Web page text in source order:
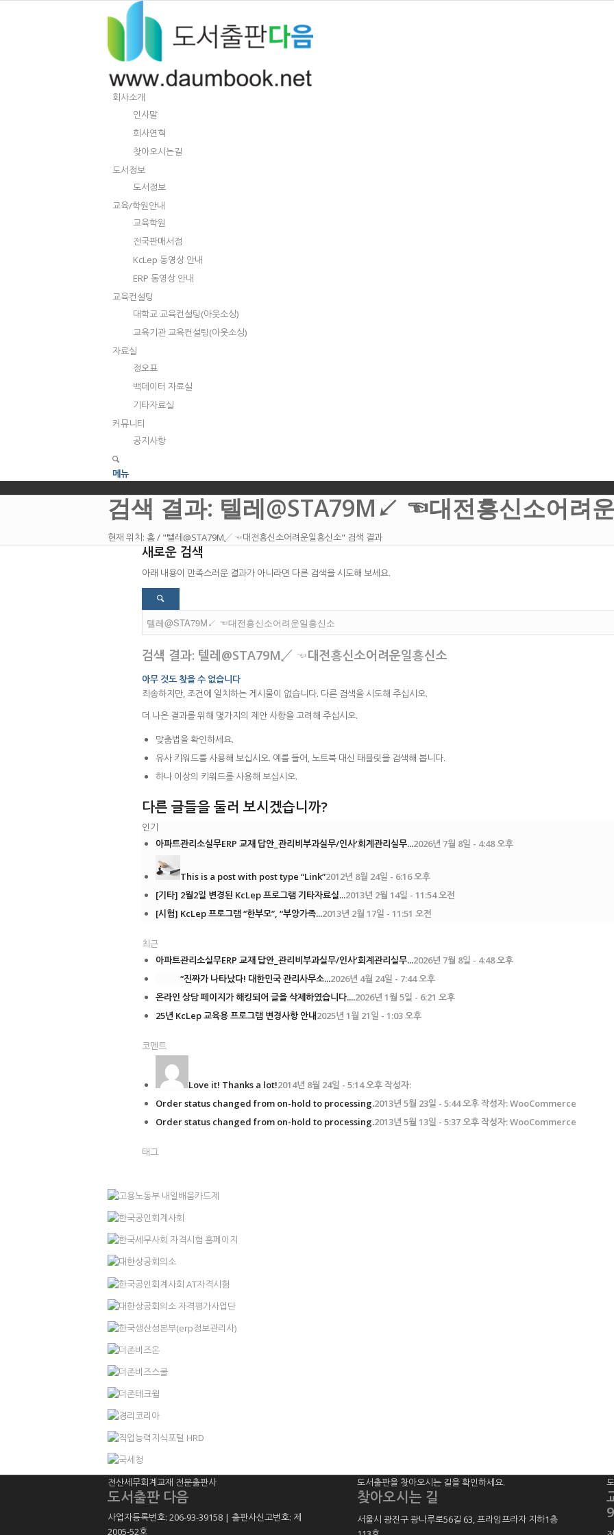
회사소개
인사말
회사연혁
찾아오시는길
도서정보
도서정보
교육/학원안내
교육학원
전국판매서점
KcLep 동영상 안내
ERP 동영상 안내
교육컨설팅
대학교 교육컨설팅(아웃소싱)
교육기관 교육컨설팅(아웃소싱)
자료실
정오표
백데이터 자료실
기타자료실
커뮤니티
공지사항
메뉴
검색 결과: 텔레@STA79M↙ ☜대전흥신소어려
현재 위치: 홈/ "텔레@STA79M↙ ☜대전흥신소어려운일흥신소" 검색 결과
새로운 검색
아래 내용이 만족스러운 결과가 아니라면 다른 검색을 시도해 보세요.
검색 결과: 텔레@STA79M↙ ☜대전흥신소어려운일흥신소
아무 것도 찾을 수 없습니다
죄송하지만, 조건에 일치하는 게시물이 없습니다. 다른 검색을 시도해 주십시오.
더 나은 결과를 위해 몇가지의 제안 사항을 고려해 주십시오.
맞춤법을 확인하세요.
유사 키워드를 사용해 보십시오. 예를 들어, 노트북 대신 태블릿을 검색해 봅니다.
하나 이상의 키워드를 사용해 보십시오.
다른 글들을 둘러 보시겠습니까?
인기
아파트관리소실무ERP 교재 답안_관리비부과실무/인사’회계관리실무...2026년 7월 8일 - 4:48 오후
This is a post with post type “Link”2012년 8월 24일 - 6:16 오후
[기타] 2월2일 변경된 KcLep 프로그램 기타자료실...2013년 2월 14일 - 11:54 오전
[시험] KcLep 프로그램 “한부모”, “부양가족...2013년 2월 17일 - 11:51 오전
최근
아파트관리소실무ERP 교재 답안_관리비부과실무/인사’회계관리실무...2026년 7월 8일 - 4:48 오후
“진짜가 나타났다! 대한민국 관리사무소...2026년 4월 24일 - 7:44 오후
온라인 상담 페이지가 해킹되어 글을 삭제하였습니다....2026년 1월 5일 - 6:21 오후
25년 KcLep 교육용 프로그램 변경사항 안내2025년 1월 21일 - 1:03 오후
코멘트
Love it! Thanks a lot!2014년 8월 24일 - 5:14 오후 작성자:
Order status changed from on-hold to processing.2013년 5월 23일 - 5:44 오후 작성자: WooCommerce
Order status changed from on-hold to processing.2013년 5월 13일 - 5:37 오후 작성자: WooCommerce
태그
전산세무회계교재 전문출판사
도서출판 다음
사업자등록번호: 206-93-39158 | 출판사신고번호: 제
2005-52호
도서출판을 찾아오시는 길을 확인하세요.
찾아오시는 길
서울시 광진구 광나루로56길 63, 프라임프라자 지하1층